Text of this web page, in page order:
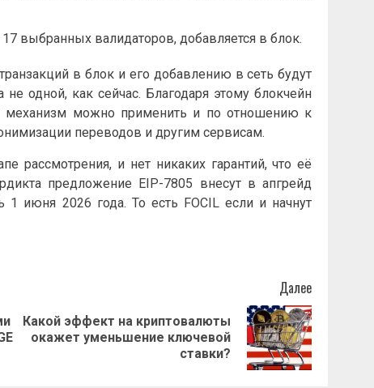
выбранных валидаторов, добавляется в блок.
в блок и его добавлению в сеть будут
одной, как сейчас. Благодаря этому блокчейн
механизм можно применить и по отношению к
переводов и другим сервисам.
рассмотрения, и нет никаких гарантий, что её
предложение EIP-7805 внесут в апгрейд
1 июня 2026 года. То есть FOCIL если и начнут
Предыдущая
Далее
Следующая
Какой эффект на криптовалюты
окажет уменьшение ключевой
ставки?